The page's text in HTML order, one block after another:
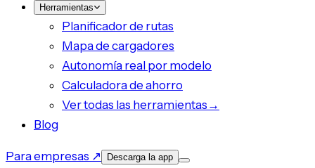
Herramientas
Planificador de rutas
Mapa de cargadores
Autonomía real por modelo
Calculadora de ahorro
Ver todas las herramientas →
Blog
Para empresas ↗ Descarga la app